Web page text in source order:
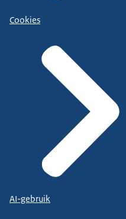
Cookies
AI-gebruik